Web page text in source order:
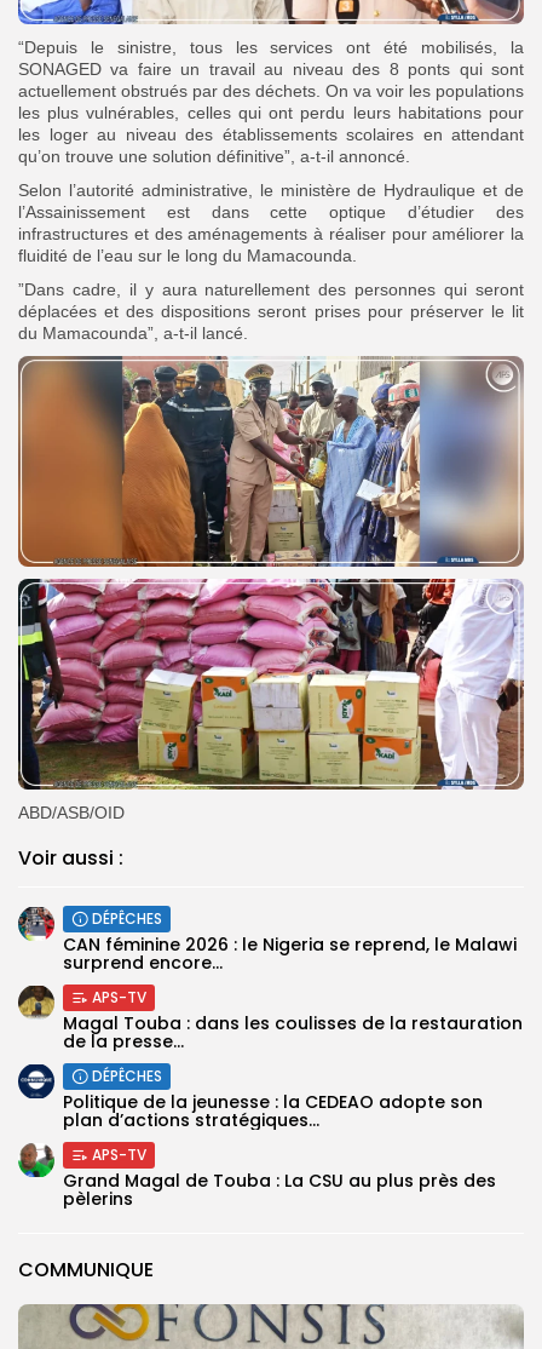
COMMUNIQUE
“Depuis le sinistre, tous les services ont été mobilisés, la
SONAGED va faire un travail au niveau des 8 ponts qui sont
actuellement obstrués par des déchets. On va voir les populations
les plus vulnérables, celles qui ont perdu leurs habitations pour
les loger au niveau des établissements scolaires en attendant
qu’on trouve une solution définitive”, a-t-il annoncé.
Selon l’autorité administrative, le ministère de Hydraulique et de
l’Assainissement est dans cette optique d’étudier des
infrastructures et des aménagements à réaliser pour améliorer la
fluidité de l’eau sur le long du Mamacounda.
”Dans cadre, il y aura naturellement des personnes qui seront
déplacées et des dispositions seront prises pour préserver le lit
du Mamacounda”, a-t-il lancé.
ABD/ASB/OID
Voir aussi :
DÉPÊCHES
‎CAN féminine 2026 : le Nigeria se reprend, le Malawi
surprend encore...
APS-TV
Magal Touba : dans les coulisses de la restauration
de la presse...
DÉPÊCHES
Politique de la jeunesse : la CEDEAO adopte son
plan d’actions stratégiques...
APS-TV
Grand Magal de Touba : La CSU au plus près des
pèlerins